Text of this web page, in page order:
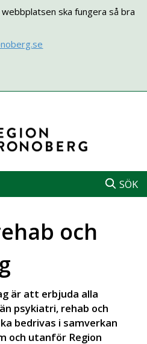
ska fungera så bra
SÖK
och
är att erbjuda alla
psykiatri, rehab och
bedrivas i samverkan
och utanför Region